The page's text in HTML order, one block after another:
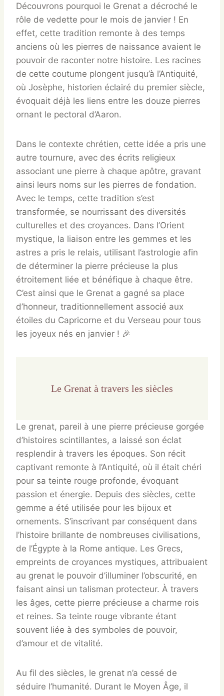
Découvrons pourquoi le Grenat a décroché le
rôle de vedette pour le mois de janvier ! En
effet, cette tradition remonte à des temps
anciens où les pierres de naissance avaient le
pouvoir de raconter notre histoire. Les racines
de cette coutume plongent jusqu’à l’Antiquité,
où Josèphe, historien éclairé du premier siècle,
évoquait déjà les liens entre les douze pierres
ornant le pectoral d’Aaron.
Dans le contexte chrétien, cette idée a pris une
autre tournure, avec des écrits religieux
associant une pierre à chaque apôtre, gravant
ainsi leurs noms sur les pierres de fondation.
Avec le temps, cette tradition s’est
transformée, se nourrissant des diversités
culturelles et des croyances. Dans l’Orient
mystique, la liaison entre les gemmes et les
astres a pris le relais, utilisant l’astrologie afin
de déterminer la pierre précieuse la plus
étroitement liée et bénéfique à chaque être.
C’est ainsi que le Grenat a gagné sa place
d’honneur, traditionnellement associé aux
étoiles du Capricorne et du Verseau pour tous
les joyeux nés en janvier ! 🎉
Le Grenat à travers les siècles
Le grenat, pareil à une pierre précieuse gorgée
d’histoires scintillantes, a laissé son éclat
resplendir à travers les époques. Son récit
captivant remonte à l’Antiquité, où il était chéri
pour sa teinte rouge profonde, évoquant
passion et énergie. Depuis des siècles, cette
gemme a été utilisée pour les bijoux et
ornements. S’inscrivant par conséquent dans
l’histoire brillante de nombreuses civilisations,
de l’Égypte à la Rome antique. Les Grecs,
empreints de croyances mystiques, attribuaient
au grenat le pouvoir d’illuminer l’obscurité, en
faisant ainsi un talisman protecteur. À travers
les âges, cette pierre précieuse a charme rois
et reines. Sa teinte rouge vibrante étant
souvent liée à des symboles de pouvoir,
d’amour et de vitalité.
Au fil des siècles, le grenat n’a cessé de
séduire l’humanité. Durant le Moyen Âge, il